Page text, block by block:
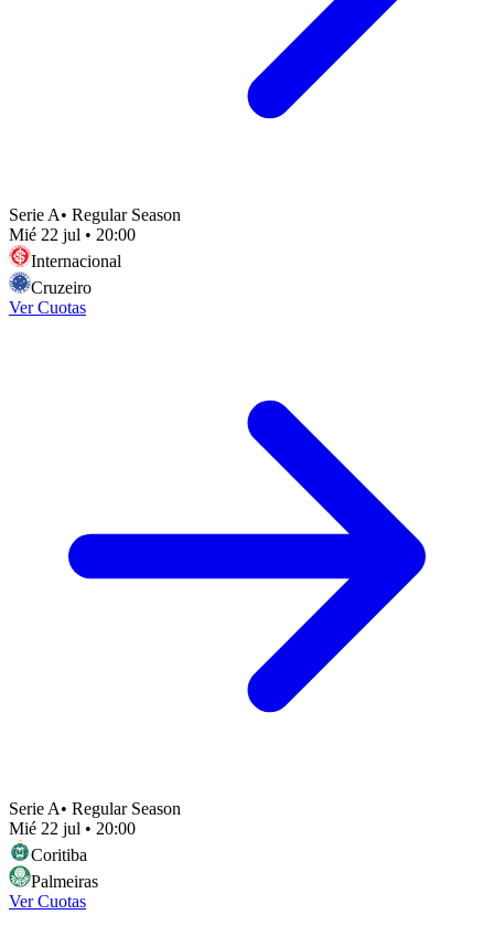
Serie A• Regular Season
Mié 22 jul • 20:00
Internacional
Cruzeiro
Ver Cuotas
Serie A• Regular Season
Mié 22 jul • 20:00
Coritiba
Palmeiras
Ver Cuotas